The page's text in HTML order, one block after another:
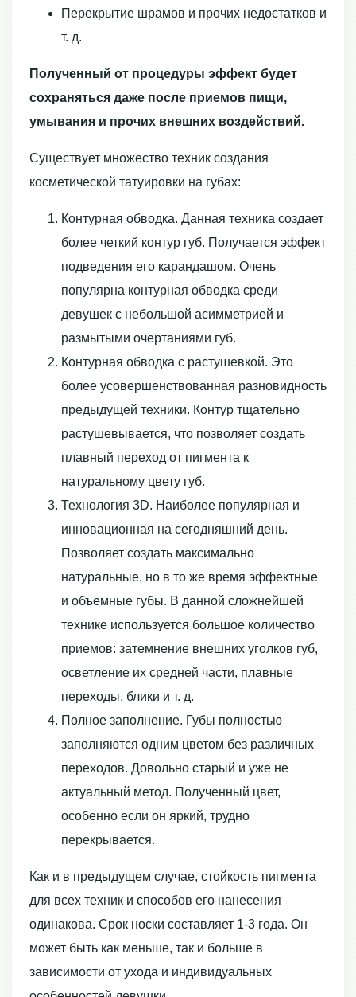
Перекрытие шрамов и прочих недостатков и
т. д.
Полученный от процедуры эффект будет
сохраняться даже после приемов пищи,
умывания и прочих внешних воздействий.
Существует множество техник создания
косметической татуировки на губах:
Контурная обводка. Данная техника создает
более четкий контур губ. Получается эффект
подведения его карандашом. Очень
популярна контурная обводка среди
девушек с небольшой асимметрией и
размытыми очертаниями губ.
Контурная обводка с растушевкой. Это
более усовершенствованная разновидность
предыдущей техники. Контур тщательно
растушевывается, что позволяет создать
плавный переход от пигмента к
натуральному цвету губ.
Технология 3D. Наиболее популярная и
инновационная на сегодняшний день.
Позволяет создать максимально
натуральные, но в то же время эффектные
и объемные губы. В данной сложнейшей
технике используется большое количество
приемов: затемнение внешних уголков губ,
осветление их средней части, плавные
переходы, блики и т. д.
Полное заполнение. Губы полностью
заполняются одним цветом без различных
переходов. Довольно старый и уже не
актуальный метод. Полученный цвет,
особенно если он яркий, трудно
перекрывается.
Как и в предыдущем случае, стойкость пигмента
для всех техник и способов его нанесения
одинакова. Срок носки составляет 1-3 года. Он
может быть как меньше, так и больше в
зависимости от ухода и индивидуальных